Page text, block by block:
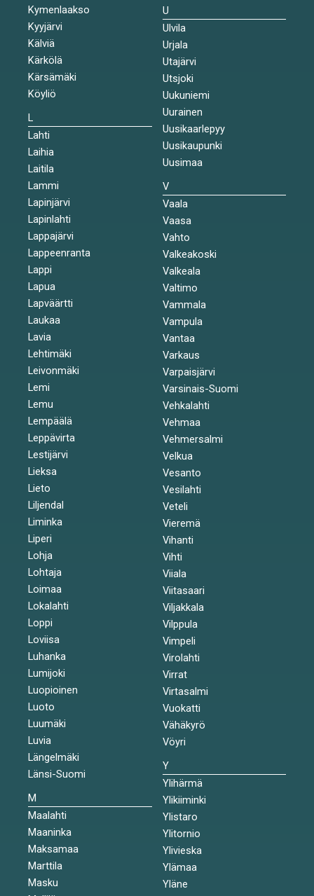
Kymenlaakso
Kyyjärvi
Kälviä
Kärkölä
Kärsämäki
Köyliö
L
Lahti
Laihia
Laitila
Lammi
Lapinjärvi
Lapinlahti
Lappajärvi
Lappeenranta
Lappi
Lapua
Lapväärtti
Laukaa
Lavia
Lehtimäki
Leivonmäki
Lemi
Lemu
Lempäälä
Leppävirta
Lestijärvi
Lieksa
Lieto
Liljendal
Liminka
Liperi
Lohja
Lohtaja
Loimaa
Lokalahti
Loppi
Loviisa
Luhanka
Lumijoki
Luopioinen
Luoto
Luumäki
Luvia
Längelmäki
Länsi-Suomi
M
Maalahti
Maaninka
Maksamaa
Marttila
Masku
U
Ulvila
Urjala
Utajärvi
Utsjoki
Uukuniemi
Uurainen
Uusikaarlepyy
Uusikaupunki
Uusimaa
V
Vaala
Vaasa
Vahto
Valkeakoski
Valkeala
Valtimo
Vammala
Vampula
Vantaa
Varkaus
Varpaisjärvi
Varsinais-Suomi
Vehkalahti
Vehmaa
Vehmersalmi
Velkua
Vesanto
Vesilahti
Veteli
Vieremä
Vihanti
Vihti
Viiala
Viitasaari
Viljakkala
Vilppula
Vimpeli
Virolahti
Virrat
Virtasalmi
Vuokatti
Vähäkyrö
Vöyri
Y
Ylihärmä
Ylikiiminki
Ylistaro
Ylitornio
Ylivieska
Ylämaa
Yläne